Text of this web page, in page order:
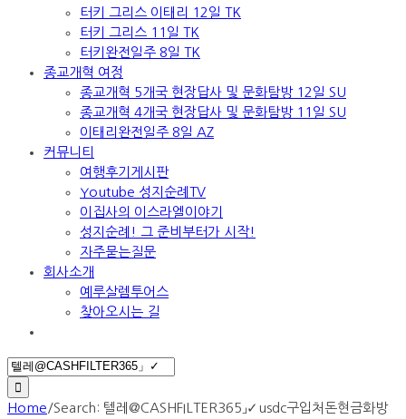
터키 그리스 이태리 12일 TK
터키 그리스 11일 TK
터키완전일주 8일 TK
종교개혁 여정
종교개혁 5개국 현장답사 및 문화탐방 12일 SU
종교개혁 4개국 현장답사 및 문화탐방 11일 SU
이태리완전일주 8일 AZ
커뮤니티
여행후기게시판
Youtube 성지순례TV
이집사의 이스라엘이야기
성지순례! 그 준비부터가 시작!
자주묻는질문
회사소개
예루살렘투어스
찾아오시는 길
Search
for:
Home /Search: 텔레@CASHFILTER365」✓usdc구입처돈현금화방